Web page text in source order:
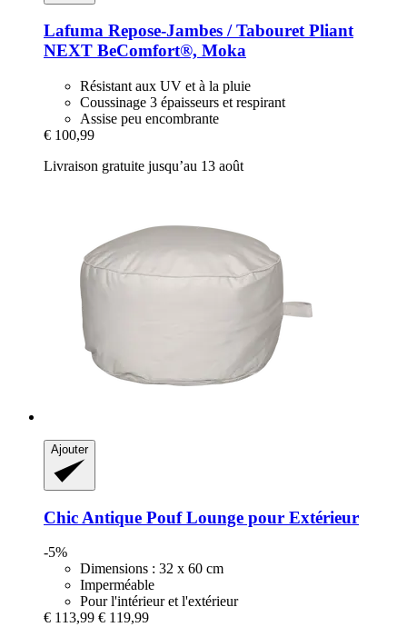
Lafuma Repose-​Jambes / Tabouret Pliant
NEXT BeComfort®, Moka
Résistant aux UV et à la pluie
Coussinage 3 épaisseurs et respirant
Assise peu encombrante
€ 100,99
Livraison gratuite jusqu’au 13 août
Ajouter
Chic Antique Pouf Lounge pour Extérieur
-5%
Dimensions : 32 x 60 cm
Imperméable
Pour l'intérieur et l'extérieur
€ 113,99 € 119,99